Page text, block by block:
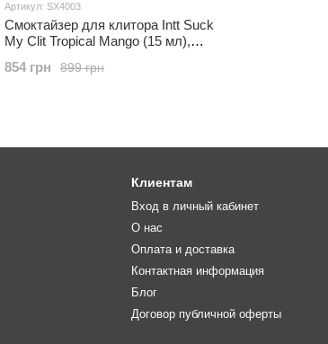
Артикул: SX4003
Смоктайзер для клитора Intt Suck
My Clit Tropical Mango (15 мл),
посасывания
899 грн
854 грн
Клиентам
Вход в личный кабинет
О нас
Оплата и доставка
Контактная информация
Блог
Договор публичной оферты